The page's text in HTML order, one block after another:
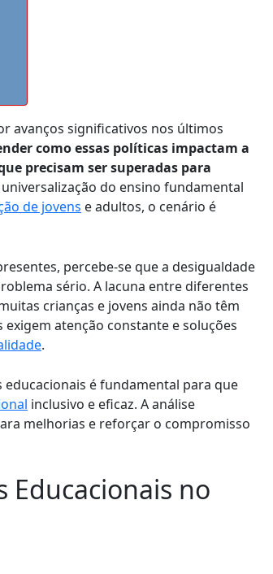
avanços significativos nos últimos
como essas políticas impactam a
precisam ser superadas para
universalização do ensino fundamental
de jovens e adultos, o cenário é
percebe-se que a desigualdade
sério. A lacuna entre diferentes
crianças e jovens ainda não têm
atenção constante e soluções
.
educacionais é fundamental para que
inclusivo e eficaz. A análise
melhorias e reforçar o compromisso
Educacionais no